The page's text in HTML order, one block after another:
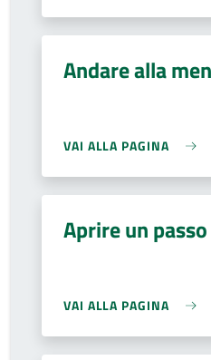
Andare alla
VAI ALLA PAGINA
Aprire un
VAI ALLA PAGINA